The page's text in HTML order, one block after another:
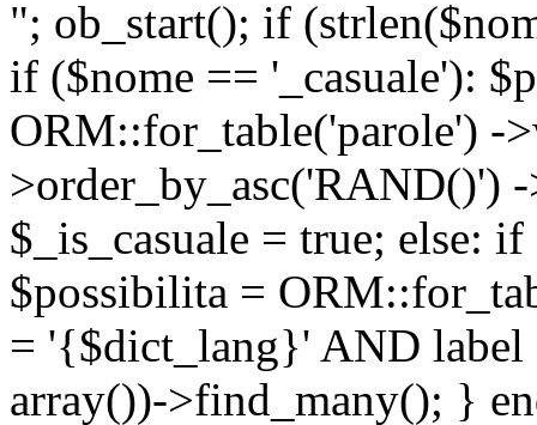
"; ob_start(); if
if ($nome == '_casuale'):
ORM::for_table('parole') -
>order_by_asc('RAND()')
$_is_casuale = true; else:
$possibilita =
= '{$dict_lang}' AND
array())->find_many(); }